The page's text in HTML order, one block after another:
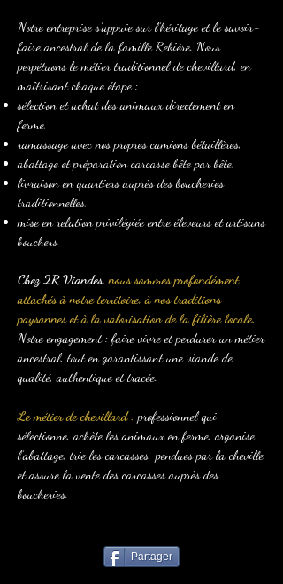
Notre entreprise s’appuie sur l’héritage et le savoir-
faire ancestral de la famille Rebière. Nous
perpétuons le métier traditionnel de chevillard, en
maîtrisant chaque étape :
sélection et achat des animaux directement en
ferme,
ramassage avec nos propres camions bétaillères,
abattage et préparation carcasse bête par bête,
livraison en quartiers auprès des boucheries
traditionnelles,
mise en relation privilégiée entre éleveurs et artisans
bouchers.
Chez 2R Viandes,nous sommes profondément
attachés à notre territoire, à nos traditions
paysannes et à la valorisation de la filière locale.
Notre engagement : faire vivre et perdurer un métier
ancestral, tout en garantissant une viande de
qualité, authentique et tracée.
Le métier de chevillard : professionnel qui
sélectionne, achète les animaux en ferme, organise
l’abattage, trie les carcasses pendues par la cheville
et assure la vente des carcasses auprès des
boucheries.
Partager